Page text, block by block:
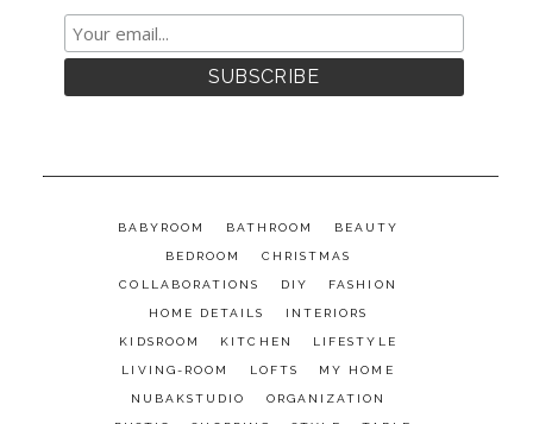
BABYROOM BATHROOM BEAUTY
BEDROOM CHRISTMAS
COLLABORATIONS DIY FASHION
HOME DETAILS INTERIORS
KIDSROOM KITCHEN LIFESTYLE
LIVING-ROOM LOFTS MY HOME
NUBAKSTUDIO ORGANIZATION